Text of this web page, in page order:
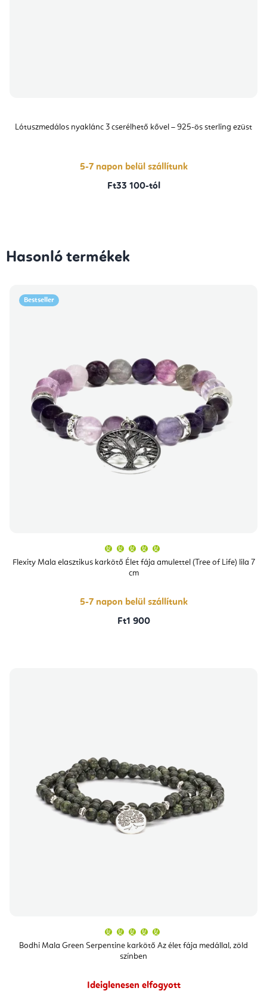
Lótuszmedálos nyaklánc 3 cserélhető kővel – 925-ös sterling ezüst
5-7 napon belül szállítunk
Ft33 100-tól
Hasonló termékek
Bestseller
Flexity Mala elasztikus karkötő Élet fája amulettel (Tree of Life) lila 7
cm
átlagos
értékelése
csillag.
5-7 napon belül szállítunk
Ft1 900
Bodhi Mala Green Serpentine karkötő Az élet fája medállal, zöld
színben
átlagos
értékelése
Ideiglenesen elfogyott